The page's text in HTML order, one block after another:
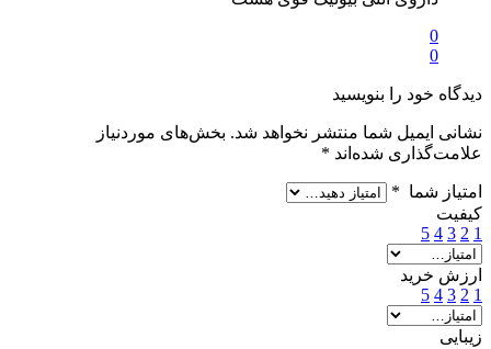
0
0
دیدگاه خود را بنویسید
نشانی ایمیل شما منتشر نخواهد شد. بخش‌های موردنیاز
علامت‌گذاری شده‌اند *
امتیاز شما *
کیفیت
1
2
3
4
5
ارزش خرید
1
2
3
4
5
زیبایی